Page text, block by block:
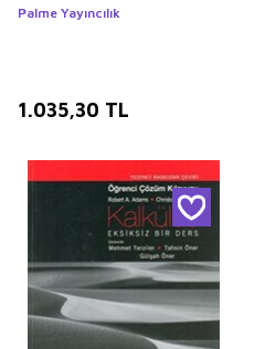
Palme Yayıncılık
1.035,30 TL